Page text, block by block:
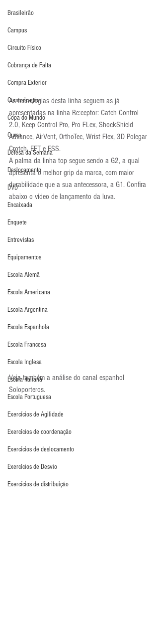
Brasileirão
Campus
Circuito Físico
Cobrança de Falta
Compra Exterior
Comunicação
Copa do Mundo
Curso
Defesa da Semana
Deslocamento
DVD
Encaixada
Enquete
Entrevistas
Equipamentos
Escola Alemã
Escola Americana
Escola Argentina
Escola Espanhola
Escola Francesa
Escola Inglesa
Escola Italiana
Escola Portuguesa
Exercícios de Agilidade
Exercícios de coordenação
Exercícios de deslocamento
Exercícios de Desvio
Exercícios de distribuição
As tecnologias desta linha seguem as já
apresentadas na linha Re:ceptor: Catch Control
2.0, Keep Control Pro, Pro FLex, ShockShield
Advance, AirVent, OrthoTec, Wrist Flex, 3D Polegar
Crotch, EFT e ESS.
A palma da linha top segue sendo a G2, a qual
apresenta o melhor grip da marca, com maior
durabilidade que a sua antecessora, a G1. Confira
abaixo o vídeo de lançamento da luva.
Veja também a análise do canal espanhol
Soloporteros.